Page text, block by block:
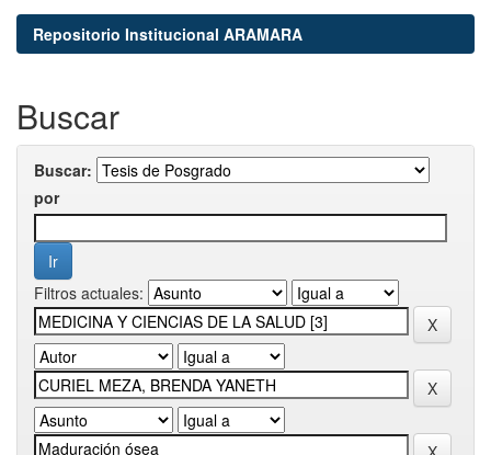
Repositorio Institucional ARAMARA
Buscar
Buscar:
por
Filtros actuales: